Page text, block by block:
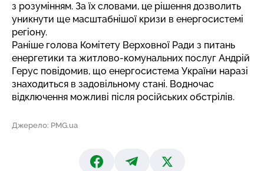
з розумінням. За їх словами, це рішення дозволить
уникнути ще масштабнішої кризи в енергосистемі
регіону.
Раніше голова Комітету Верховної Ради з питань
енергетики та житлово-комунальних послуг Андрій
Герус повідомив, що енергосистема України наразі
знаходиться в задовільному стані. Водночас
відключення можливі після російських обстрілів.
Джерело: PMG.ua